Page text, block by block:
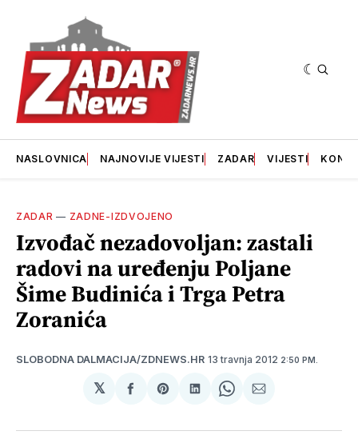
NASLOVNICA NAJNOVIJE VIJESTI ZADAR VIJESTI
ZADAR — ZADNE-IZDVOJENO
Izvođač nezadovoljan: zastali
radovi na uređenju Poljane
Šime Budinića i Trga Petra
Zoranića
SLOBODNA DALMACIJA/ZDNEWS.HR 13 travnja 2012 2:50 PM.
𝕏
podijeliSharepodijeliSharepodijeli